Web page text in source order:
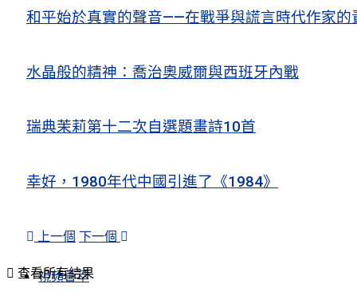
和平始於真實的聲音——在戰爭與謊言時代作家的
水晶般的精神：喬治奧威爾與西班牙內戰
瑞典茉莉第十二次自選題畫詩10首
幸好，1980年代中國引進了《1984》
上一個 下一個
視頻薈萃
查看所有結果